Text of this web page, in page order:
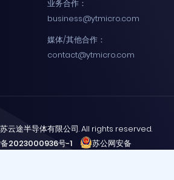
业务合作：
business@ytmicro.com
媒体/其他合作：
contact@ytmicro.com
云途半导体有限公司. All rights reserved.
备2023000936号-1
苏公网安备